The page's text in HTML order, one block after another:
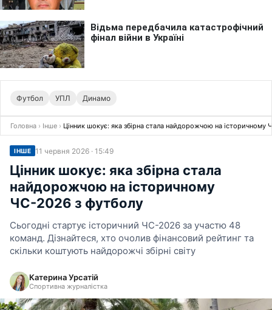
Футбол УПЛ Динамо
Головна › Інше › Цінник шокує: яка збірна стала найдорожчою на історичному
ІНШЕ 11 червня 2026 · 15:49
Цінник шокує: яка збірна стала
найдорожчою на історичному
ЧС-2026 з футболу
Сьогодні стартує історичний ЧС-2026 за участю 48
команд. Дізнайтеся, хто очолив фінансовий рейтинг та
скільки коштують найдорожчі збірні світу
Катерина Урсатій
Спортивна журналістка